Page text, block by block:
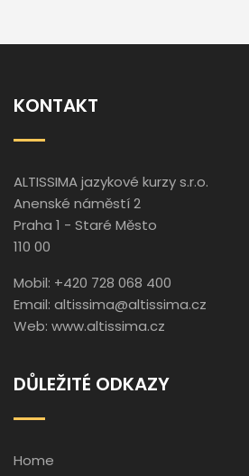
KONTAKT
ALTISSIMA jazykové kurzy s.r.o.
Anenské náměstí 2
Praha 1 - Staré Město
110 00
Mobil: +420 728 068 400
Email: altissima@altissima.cz
Web: www.altissima.cz
DŮLEŽITÉ ODKAZY
Home